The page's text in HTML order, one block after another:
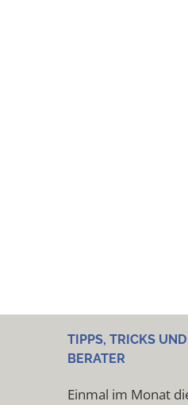
TIPPS, TRICKS
BERATER
Einmal im Monat